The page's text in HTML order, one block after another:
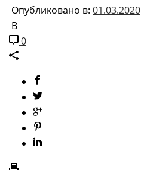
Опубликовано в: 01.03.2020
В
0